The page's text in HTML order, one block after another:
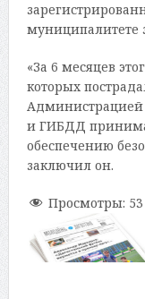
муниципалитете
«За 6 месяцев
которых
Администрацией
и ГИБДД
обеспечению
заключил он.
Просмотры: 53